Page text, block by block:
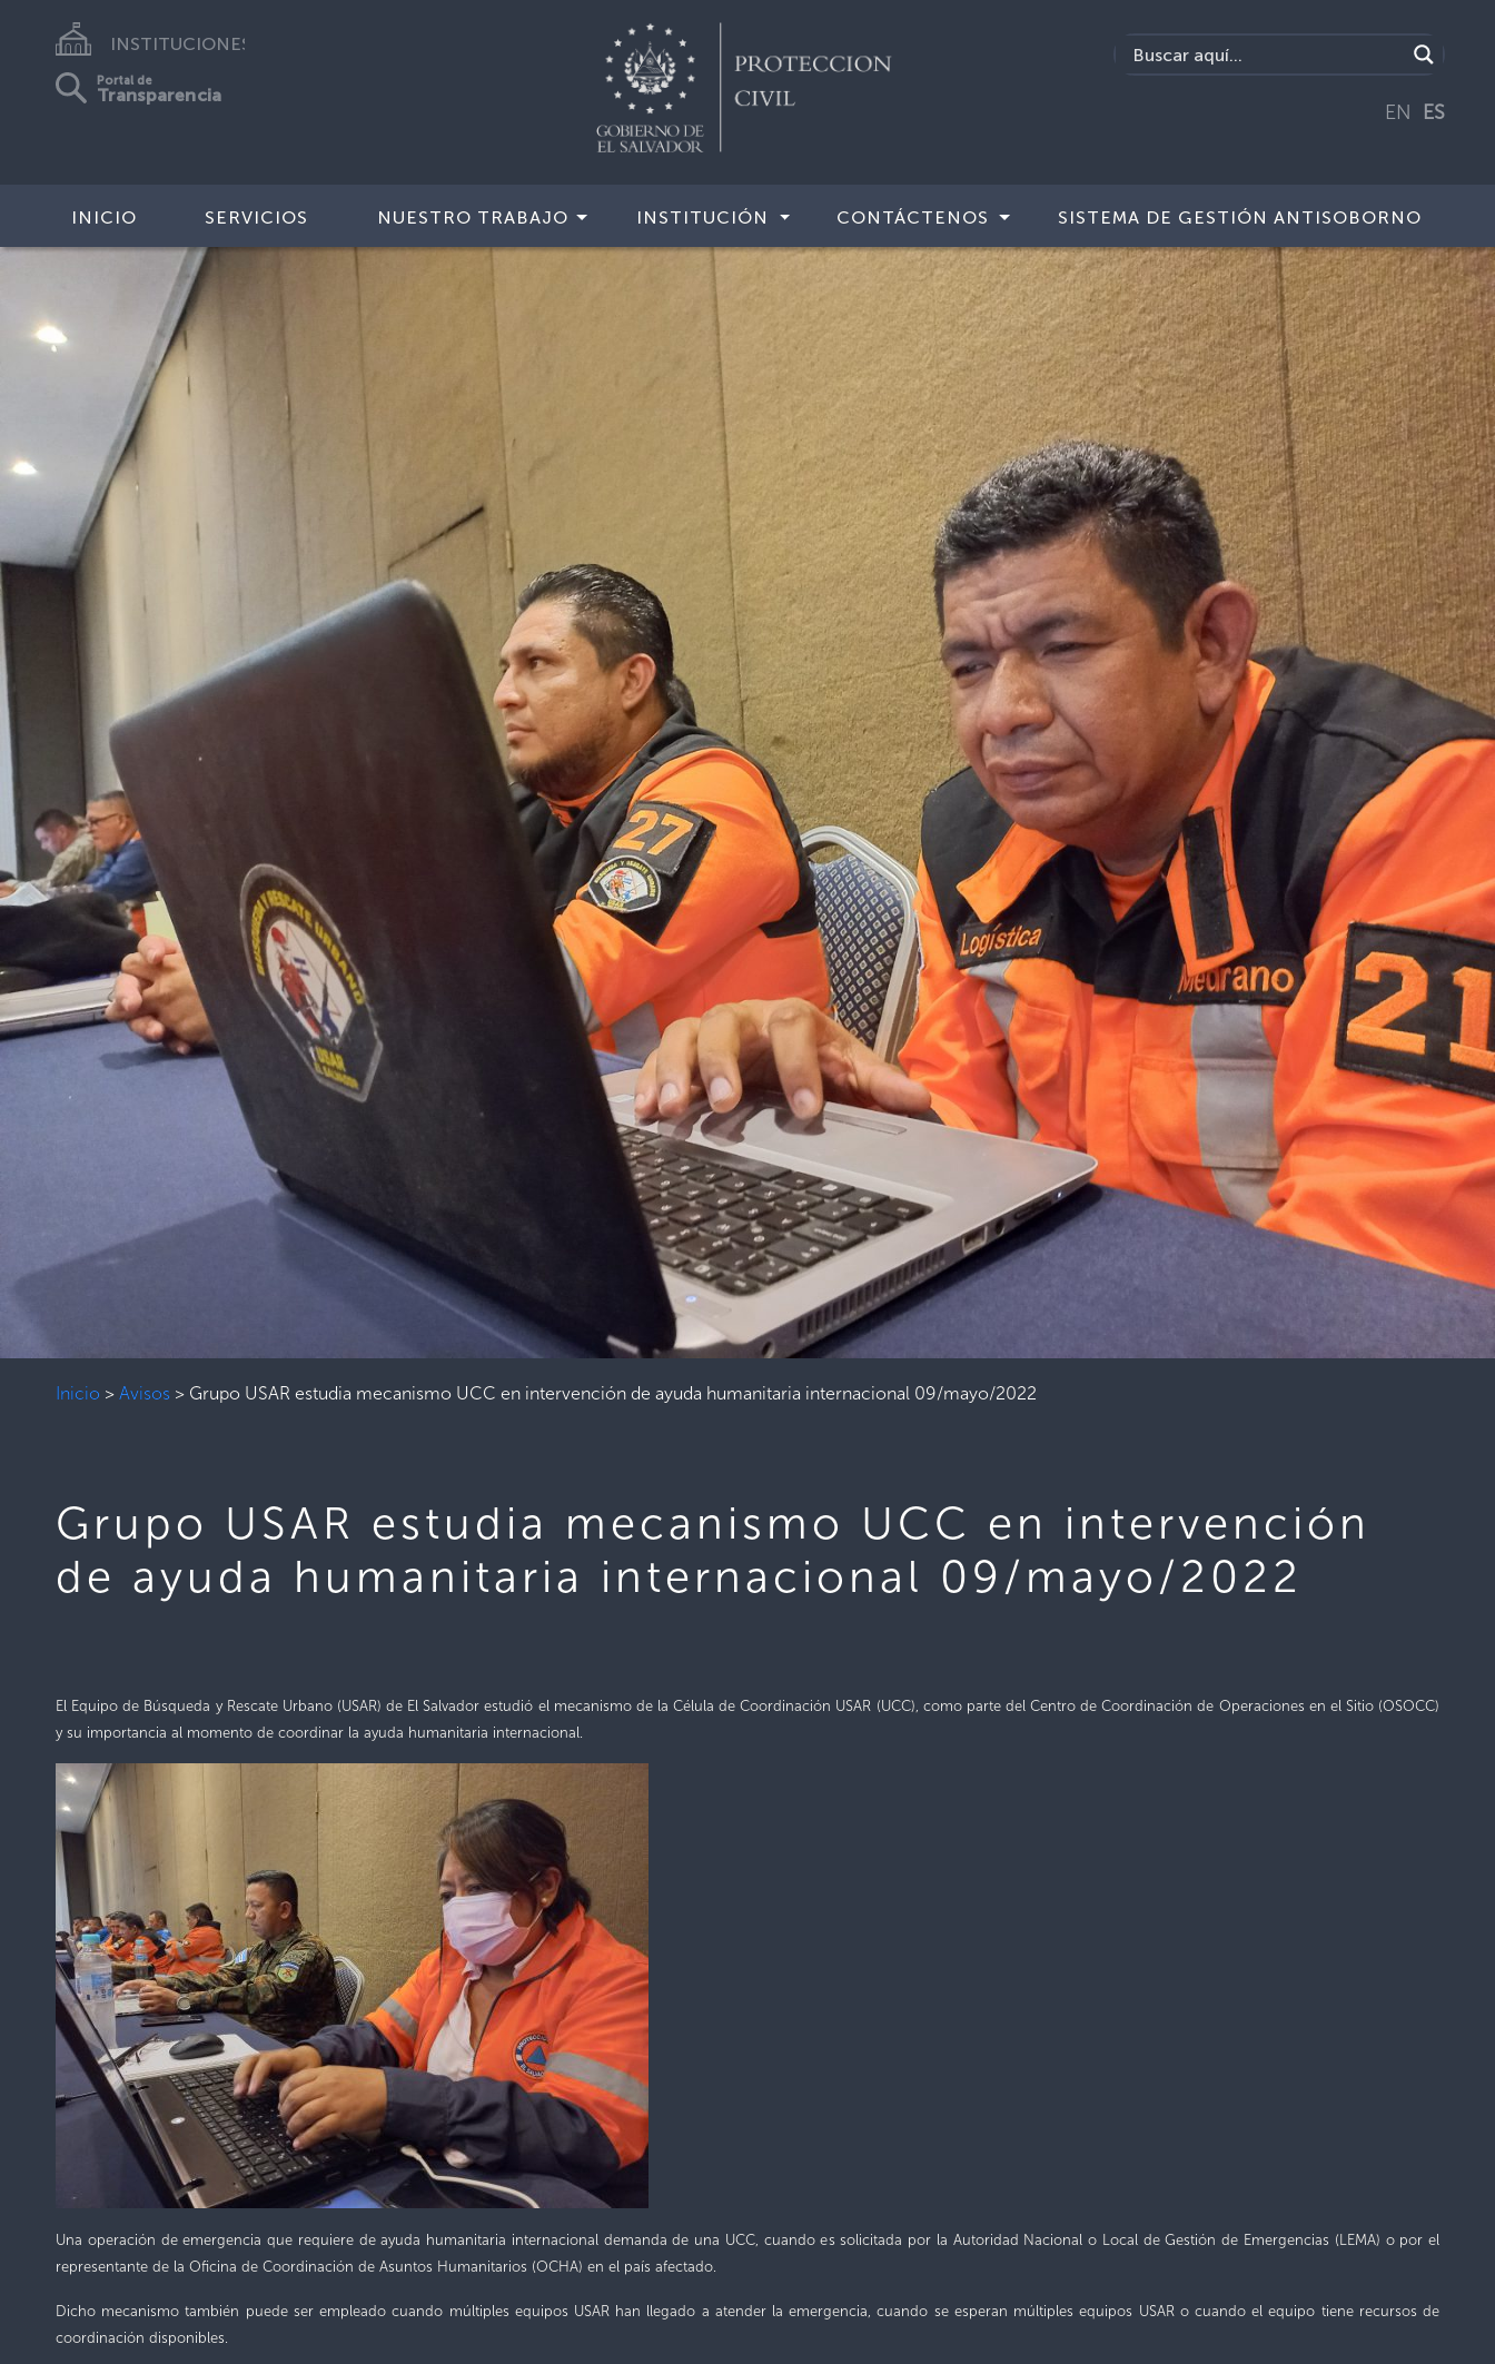
INSTITUCIONES
Portal de
Transparencia
EN ES
INICIO SERVICIOS NUESTRO TRABAJO INSTITUCIÓN CONTÁCTENOS SISTEMA DE GESTIÓN ANTISOBORNO
Inicio > Avisos > Grupo USAR estudia mecanismo UCC en intervención de ayuda humanitaria internacional 09/mayo/2022
Grupo USAR estudia mecanismo UCC en intervención
de ayuda humanitaria internacional 09/mayo/2022
El Equipo de Búsqueda y Rescate Urbano (USAR) de El Salvadorestudió el mecanismo de la Célula de Coordinación USAR (UCC), como parte del Centro de Coordinación de Operaciones en el Sitio (OSOCC)
y su importancia al momento de coordinar la ayuda humanitaria internacional.
Una operación de emergencia que requiere de ayuda humanitaria internacional demanda de una UCC, cuando es solicitada por la Autoridad Nacional o Local de Gestión de Emergencias (LEMA) o por el
representante de la Oficina de Coordinación de Asuntos Humanitarios (OCHA) en el país afectado.
Dicho mecanismo también puede ser empleado cuando múltiples equipos USAR han llegado a atender la emergencia, cuando se esperan múltiples equipos USAR o cuando el equipo tiene recursos de
coordinación disponibles.